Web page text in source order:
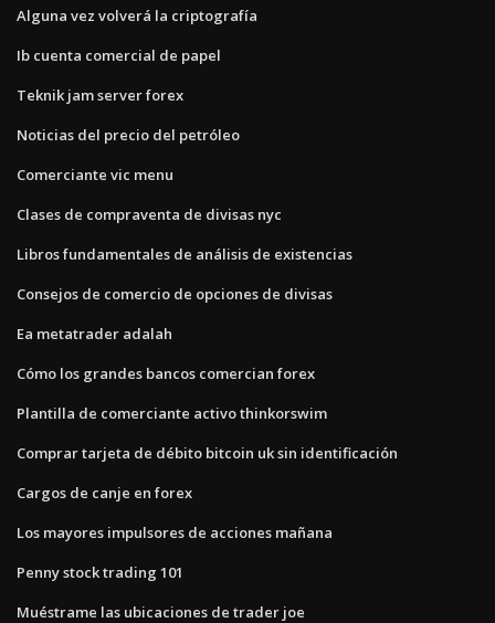
Alguna vez volverá la criptografía
Ib cuenta comercial de papel
Teknik jam server forex
Noticias del precio del petróleo
Comerciante vic menu
Clases de compraventa de divisas nyc
Libros fundamentales de análisis de existencias
Consejos de comercio de opciones de divisas
Ea metatrader adalah
Cómo los grandes bancos comercian forex
Plantilla de comerciante activo thinkorswim
Comprar tarjeta de débito bitcoin uk sin identificación
Cargos de canje en forex
Los mayores impulsores de acciones mañana
Penny stock trading 101
Muéstrame las ubicaciones de trader joe